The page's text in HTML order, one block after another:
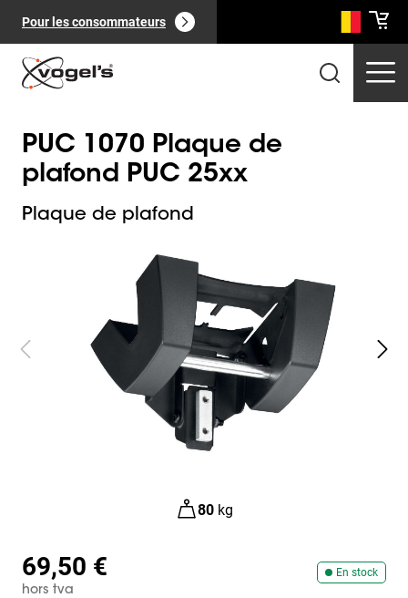
Pour les consommateurs
0
PUC 1070 Plaque de
plafond PUC 25xx
Plaque de plafond
80 kg
En stock
69,50 €
hors tva